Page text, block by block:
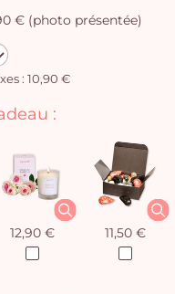
€ (photo présentée)
: 10,90 €
:
12,90 € 11,50 €